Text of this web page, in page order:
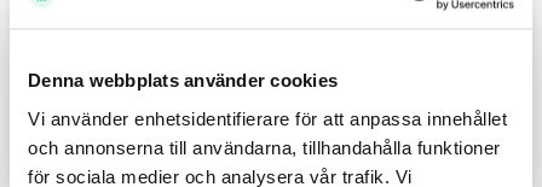
Denna webbplats använder cookies
Vi använder enhetsidentifierare för att anpassa innehållet
och annonserna till användarna, tillhandahålla funktioner
för sociala medier och analysera vår trafik. Vi
Läs hela inlägget